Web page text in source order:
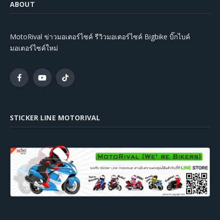
ABOUT
MotoRival ข่าวมอเตอร์ไซค์ รีวิวมอเตอร์ไซค์ Bigbike บิ๊กไบค์
มอเตอร์ไซค์ใหม่
FacebookYouTubeTikTok
STICKER LINE MOTORIVAL